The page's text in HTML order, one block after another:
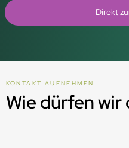
Direkt
KONTAKT AUFNEHMEN
Wie dürfen wir